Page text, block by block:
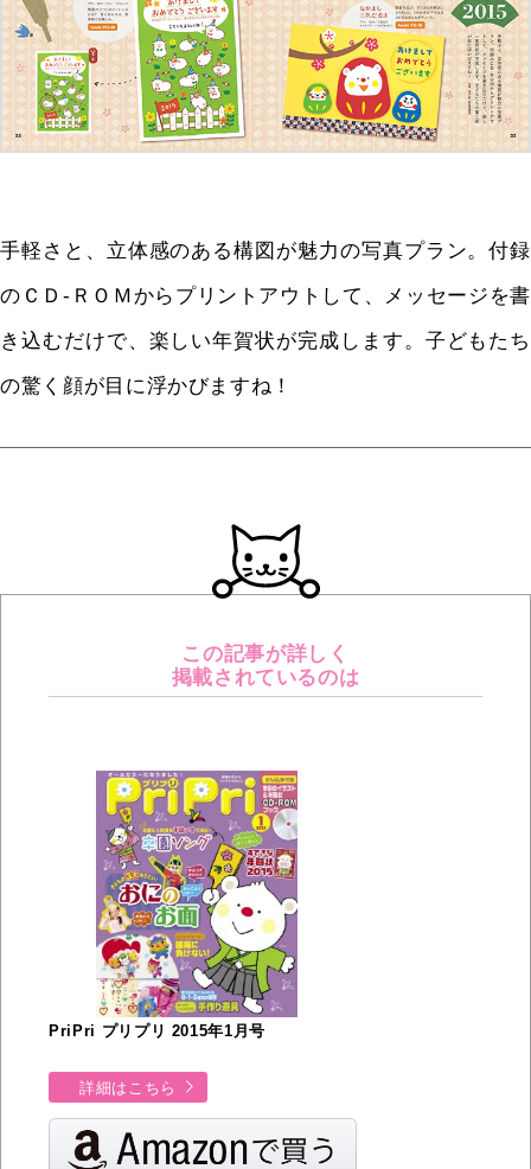
手軽さと、立体感のある構図が魅力の写真プラン。付録
のＣＤ‐ＲＯＭからプリントアウトして、メッセージを書
き込むだけで、楽しい年賀状が完成します。子どもたち
の驚く顔が目に浮かびますね！
この記事が詳しく
掲載されているのは
PriPri プリプリ 2015年1月号
詳細はこちら